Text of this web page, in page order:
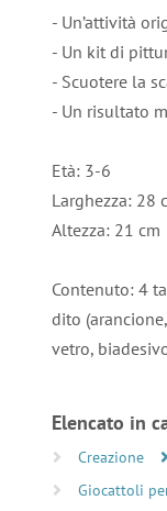
- Un’attività
- Un kit di
- Scuotere la
- Un risultato
Età: 3-6
Larghezza: 28
Altezza: 21 cm
Contenuto: 4
dito
vetro,
Elencato in
Creazione
Giocattoli